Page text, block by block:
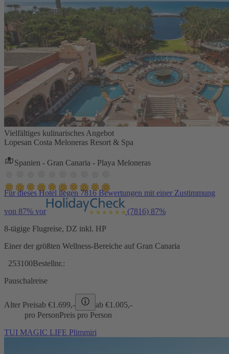
Vielfältiges kulinarisches Angebot
Lopesan Costa Meloneras Resort & Spa
Spanien - Gran Canaria - Playa Meloneras
Für dieses Hotel liegen 7816 Bewertungen mit einer Zustimmung
von 87% vor (7816) 87%
8-tägige Flugreise, DZ inkl. HP
Einer der größten Wellness-Bereiche auf Gran Canaria
253100Bestellnr.:
Pauschalreise
Alter Preisab €1.699,- ab €1.005,-
pro PersonPreis pro Person
TUI MAGIC LIFE Plimmiri